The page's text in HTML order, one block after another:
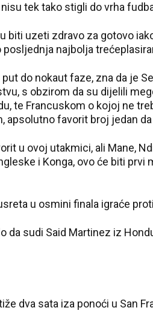
tek tako stigli do vrha
biti uzeti zdravo za gotovo
posljednja najbolja
do nokaut faze, zna da je
s obzirom da su dijelili
te Francuskom o kojoj ne
apsolutno favorit broj jedan
u ovoj utakmici, ali Mane,
i Konga, ovo će biti
u osmini finala igraće
da sudi Said Martinez iz
dva sata iza ponoći u San